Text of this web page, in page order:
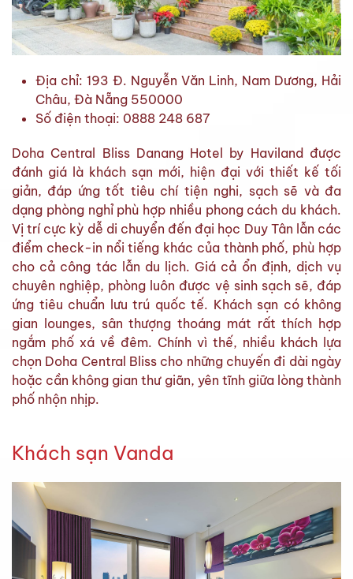
Địa chỉ: 193 Đ. Nguyễn Văn Linh, Nam Dương, Hải
Châu, Đà Nẵng 550000
Số điện thoại: 0888 248 687
Doha Central Bliss Danang Hotel by Haviland được
đánh giá là khách sạn mới, hiện đại với thiết kế tối
giản, đáp ứng tốt tiêu chí tiện nghi, sạch sẽ và đa
dạng phòng nghỉ phù hợp nhiều phong cách du khách.
Vị trí cực kỳ dễ di chuyển đến đại học Duy Tân lẫn các
điểm check-in nổi tiếng khác của thành phố, phù hợp
cho cả công tác lẫn du lịch. Giá cả ổn định, dịch vụ
chuyên nghiệp, phòng luôn được vệ sinh sạch sẽ, đáp
ứng tiêu chuẩn lưu trú quốc tế. Khách sạn có không
gian lounges, sân thượng thoáng mát rất thích hợp
ngắm phố xá về đêm. Chính vì thế, nhiều khách lựa
chọn Doha Central Bliss cho những chuyến đi dài ngày
hoặc cần không gian thư giãn, yên tĩnh giữa lòng thành
phố nhộn nhịp.
Khách sạn Vanda